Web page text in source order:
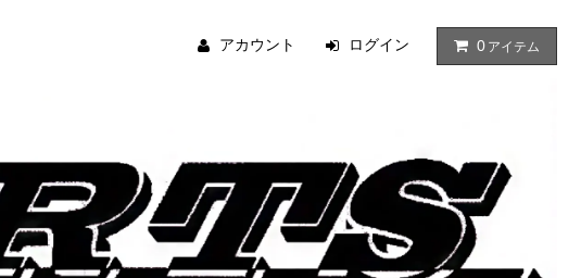
アカウント ログイン 0 アイテム